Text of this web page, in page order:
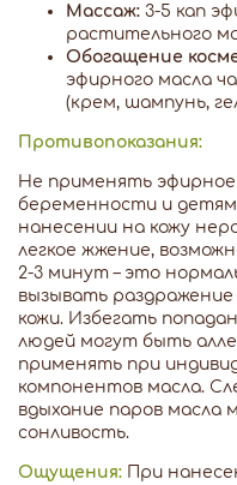
Массаж: 3-5 кап
растительного
Обогащение
эфирного масла
(крем, шампунь,
Противопоказания:
Не применять эфирное
беременности и
нанесении на кожу
легкое жжение,
2-3 минут – это
вызывать
кожи. Избегать
людей могут быть
применять при
компонентов масла.
вдыхание паров масла
сонливость.
Ощущения: При